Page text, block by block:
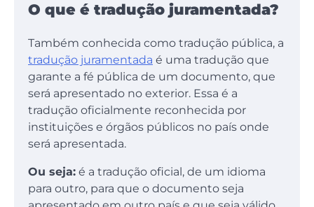
O que é tradução juramentada?
Também conhecida como tradução pública, a
tradução juramentada é uma tradução que
garante a fé pública de um documento, que
será apresentado no exterior. Essa é a
tradução oficialmente reconhecida por
instituições e órgãos públicos no país onde
será apresentada.
Ou seja: é a tradução oficial, de um idioma
para outro, para que o documento seja